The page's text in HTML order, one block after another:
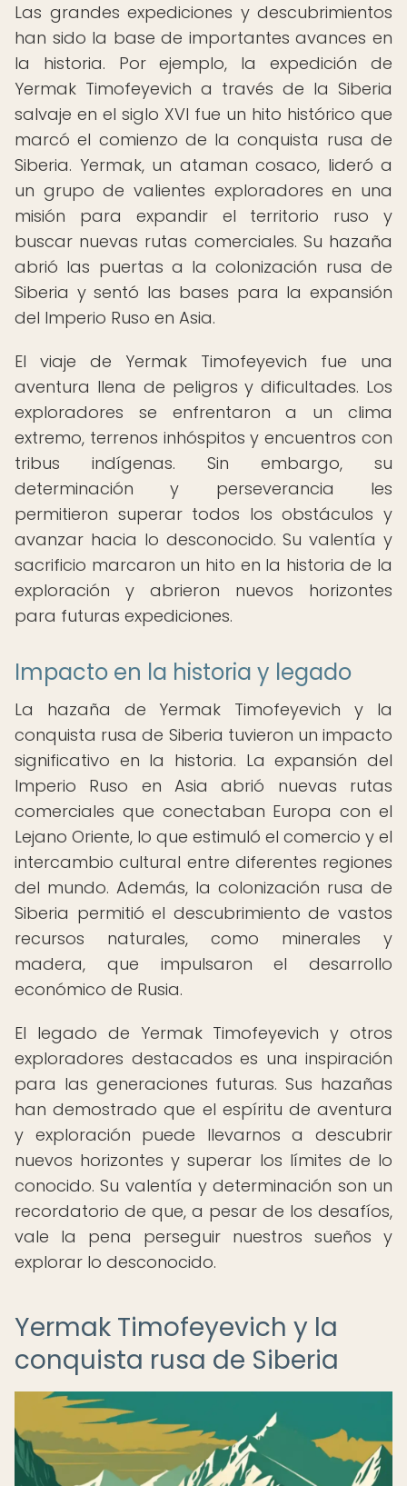
Las grandes expediciones y descubrimientos
han sido la base de importantes avances en
la historia. Por ejemplo, la expedición de
Yermak Timofeyevich a través de la Siberia
salvaje en el siglo XVI fue un hito histórico que
marcó el comienzo de la conquista rusa de
Siberia. Yermak, un ataman cosaco, lideró a
un grupo de valientes exploradores en una
misión para expandir el territorio ruso y
buscar nuevas rutas comerciales. Su hazaña
abrió las puertas a la colonización rusa de
Siberia y sentó las bases para la expansión
del Imperio Ruso en Asia.
El viaje de Yermak Timofeyevich fue una
aventura llena de peligros y dificultades. Los
exploradores se enfrentaron a un clima
extremo, terrenos inhóspitos y encuentros con
tribus indígenas. Sin embargo, su
determinación y perseverancia les
permitieron superar todos los obstáculos y
avanzar hacia lo desconocido. Su valentía y
sacrificio marcaron un hito en la historia de la
exploración y abrieron nuevos horizontes
para futuras expediciones.
Impacto en la historia y legado
La hazaña de Yermak Timofeyevich y la
conquista rusa de Siberia tuvieron un impacto
significativo en la historia. La expansión del
Imperio Ruso en Asia abrió nuevas rutas
comerciales que conectaban Europa con el
Lejano Oriente, lo que estimuló el comercio y el
intercambio cultural entre diferentes regiones
del mundo. Además, la colonización rusa de
Siberia permitió el descubrimiento de vastos
recursos naturales, como minerales y
madera, que impulsaron el desarrollo
económico de Rusia.
El legado de Yermak Timofeyevich y otros
exploradores destacados es una inspiración
para las generaciones futuras. Sus hazañas
han demostrado que el espíritu de aventura
y exploración puede llevarnos a descubrir
nuevos horizontes y superar los límites de lo
conocido. Su valentía y determinación son un
recordatorio de que, a pesar de los desafíos,
vale la pena perseguir nuestros sueños y
explorar lo desconocido.
Yermak Timofeyevich y la
conquista rusa de Siberia